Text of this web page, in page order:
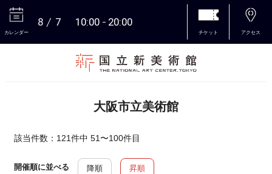
カレンダー
8 7 10:00 20:00
チケット アクセス
大阪市立美術館
該当件数：121件中 51〜100件目
開催順に並べる 降順 昇順